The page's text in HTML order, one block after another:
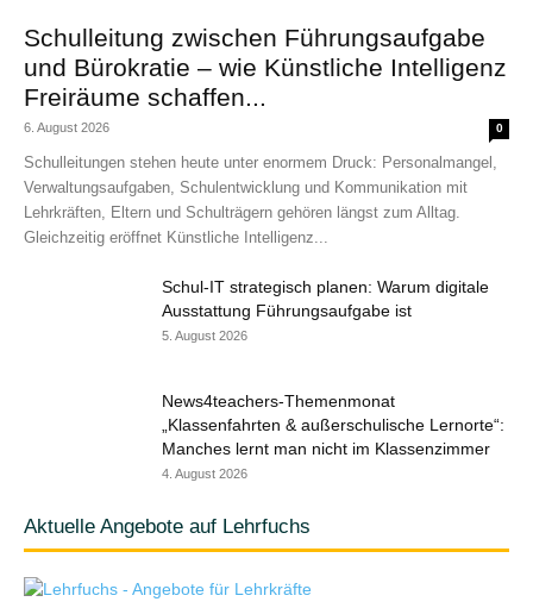
Schulleitung zwischen Führungsaufgabe
und Bürokratie – wie Künstliche Intelligenz
Freiräume schaffen...
6. August 2026 0
Schulleitungen stehen heute unter enormem Druck: Personalmangel,
Verwaltungsaufgaben, Schulentwicklung und Kommunikation mit
Lehrkräften, Eltern und Schulträgern gehören längst zum Alltag.
Gleichzeitig eröffnet Künstliche Intelligenz...
Schul-IT strategisch planen: Warum digitale
Ausstattung Führungsaufgabe ist
5. August 2026
News4teachers-Themenmonat
„Klassenfahrten & außerschulische Lernorte“:
Manches lernt man nicht im Klassenzimmer
4. August 2026
Aktuelle Angebote auf Lehrfuchs